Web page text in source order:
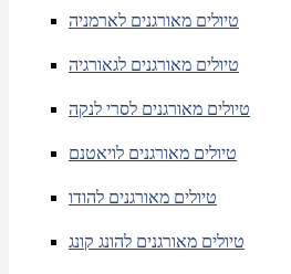
טיולים מאורגנים לארמניה
טיולים מאורגנים לגאורגיה
טיולים מאורגנים לסרי לנקה
טיולים מאורגנים לויאטנם
טיולים מאורגנים להודו
טיולים מאורגנים להונג קונג